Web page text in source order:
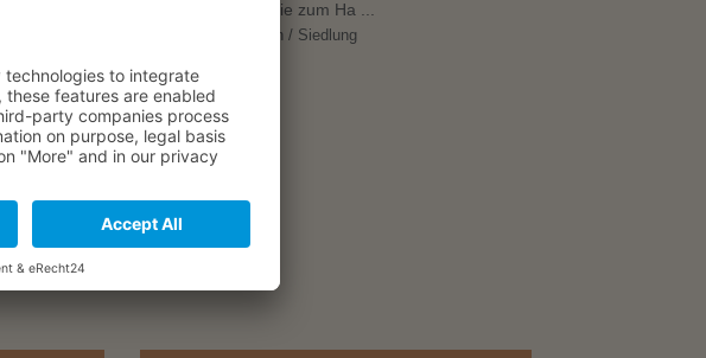
Vielseitige Immobilie zum Ha ...
in 97318 Kitzingen / Siedlung
Vermietet